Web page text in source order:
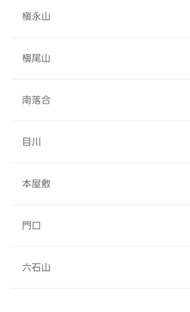
槇永山
槇尾山
南落合
目川
本屋敷
門口
六石山